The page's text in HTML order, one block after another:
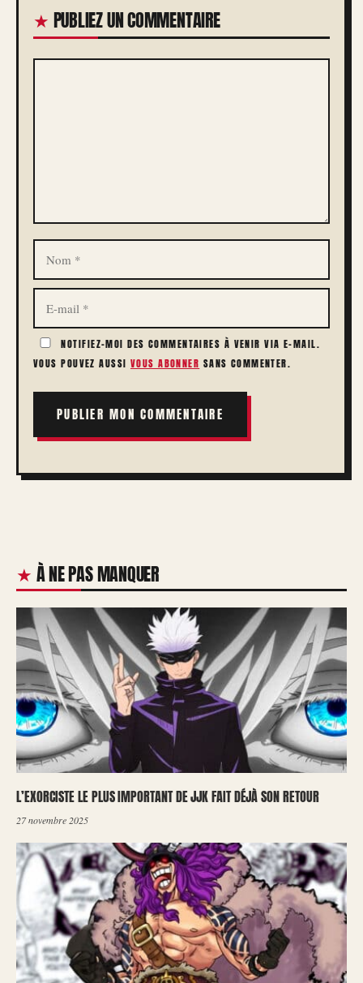
PUBLIEZ UN COMMENTAIRE
COMMENTAIRE
NOM
E-
MAIL
NOTIFIEZ-MOI DES COMMENTAIRES À VENIR VIA E-MAIL.
VOUS POUVEZ AUSSI VOUS ABONNER SANS COMMENTER.
À NE PAS MANQUER
L’EXORCISTE LE PLUS IMPORTANT DE JJK FAIT DÉJÀ SON RETOUR
27 novembre 2025